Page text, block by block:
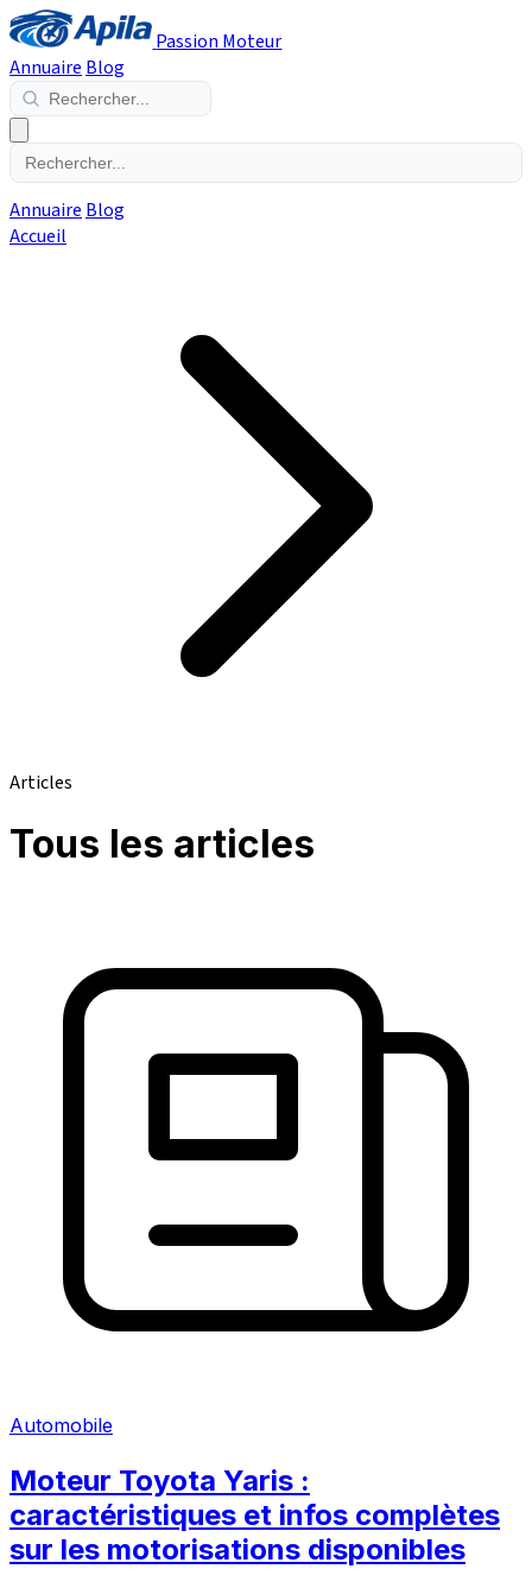
Passion Moteur
Annuaire Blog
Annuaire Blog
Accueil
Articles
Tous les articles
Automobile
Moteur Toyota Yaris :
caractéristiques et infos complètes
sur les motorisations disponibles